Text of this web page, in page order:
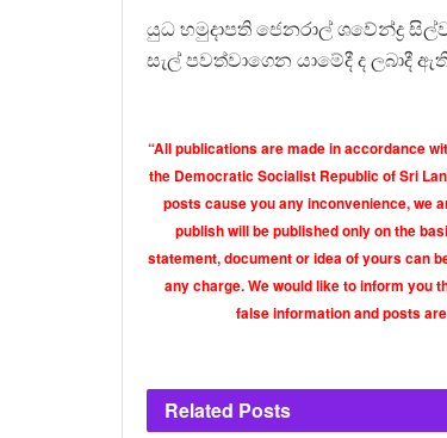
යුධ හමුදාපති ජෙනරාල් ශවේන්ද්‍ර
සැල් පවත්වාගෙන යාමේදී ද ලබාදී
“All publications are made in accordance
the Democratic Socialist Republic of Sri
posts cause you any inconvenience, we
publish will be published only on the
statement, document or idea of yours can
any charge. We would like to inform you
false information and posts
Related Posts